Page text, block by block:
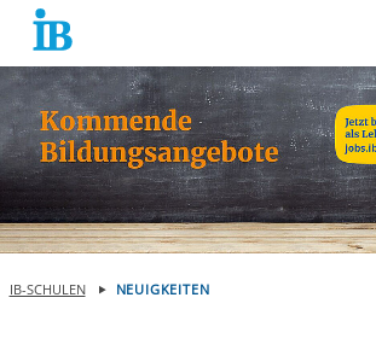
Springe zum Inhalt
IB-SCHULEN NEUIGKEITEN